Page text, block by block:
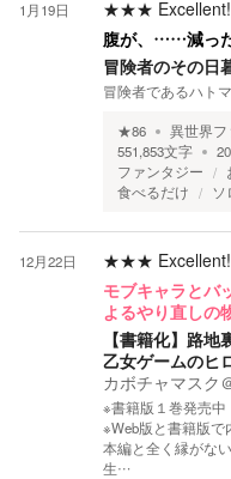
1月19日 ★★★
腹が、……減っ
冒険者のその日
冒険者であるハト
★86 異世界フ
551,853文字
ファンタジー
食べるだけ
ソ
12月22日 ★★★
モブキャラとバ
よるやり直しの
【書籍化】路
乙女ゲームのヒ
カボチャマスク
※書籍版１巻発売中
※Web版と書籍版
本編と全く縁がな
生…